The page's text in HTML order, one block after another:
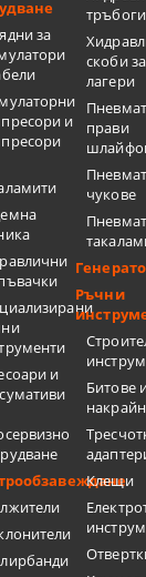
за
и
и
скоби за
лагери
прави
чукове
Ръчни
Битове
Клещи